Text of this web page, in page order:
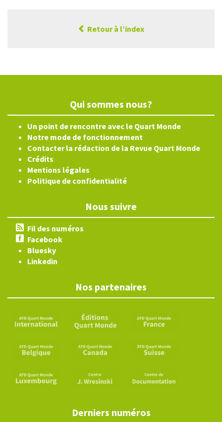
Retour à l’index
Qui sommes nous?
Un point de rencontre avec le Quart Monde
Notre mode de fonctionnement
Contacter la rédaction de la Revue Quart Monde
Crédits
Mentions légales
Politique de confidentialité
Nous suivre
Fil des numéros
Facebook
Bluesky
Linkedin
Nos partenaires
Derniers numéros